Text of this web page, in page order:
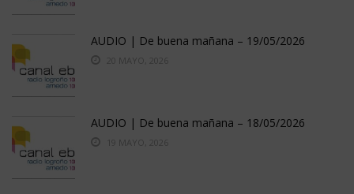
AUDIO | De buena mañana – 19/05/2026
20 MAYO, 2026
AUDIO | De buena mañana – 18/05/2026
19 MAYO, 2026